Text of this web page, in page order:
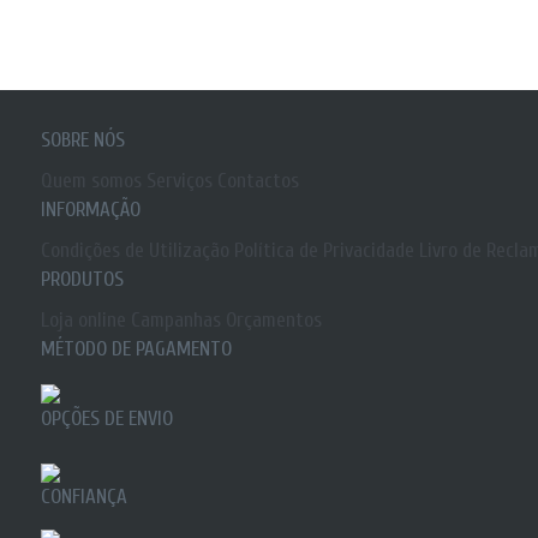
SOBRE NÓS
INFORMAÇÃO
PRODUTOS
MÉTODO DE PAGAMENTO
OPÇÕES DE ENVIO
CONFIANÇA